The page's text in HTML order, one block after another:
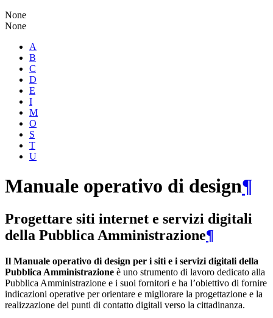
None
None
A
B
C
D
E
I
M
O
S
T
U
Manuale operativo di design¶
Progettare siti internet e servizi digitali
della Pubblica Amministrazione¶
Il Manuale operativo di design per i siti e i servizi digitali della
Pubblica Amministrazione è uno strumento di lavoro dedicato alla
Pubblica Amministrazione e i suoi fornitori e ha l’obiettivo di fornire
indicazioni operative per orientare e migliorare la progettazione e la
realizzazione dei punti di contatto digitali verso la cittadinanza.